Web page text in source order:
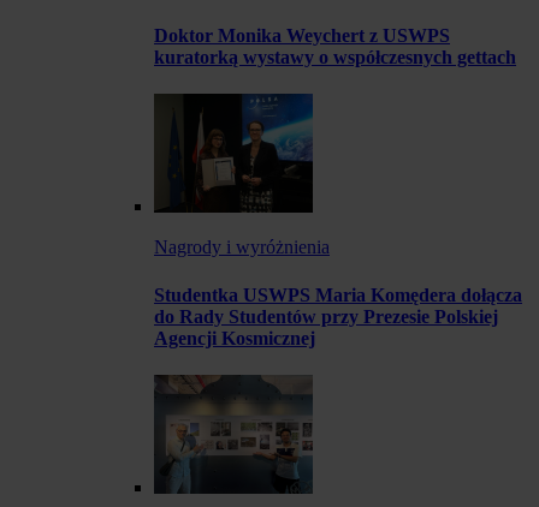
Doktor Monika Weychert z USWPS
kuratorką wystawy o współczesnych gettach
Nagrody i wyróżnienia
Studentka USWPS Maria Komędera dołącza
do Rady Studentów przy Prezesie Polskiej
Agencji Kosmicznej